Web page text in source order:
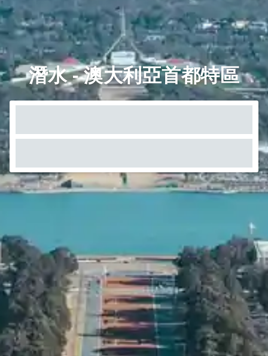
潛水 - 澳大利亞首都特區